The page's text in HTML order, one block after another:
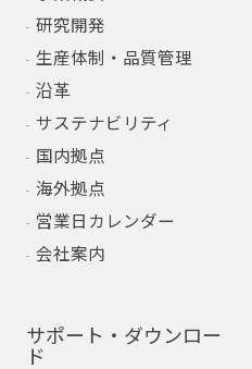
研究開発
生産体制・品質管理
沿革
サステナビリティ
国内拠点
海外拠点
営業日カレンダー
会社案内
サポート・ダウンロー
ド